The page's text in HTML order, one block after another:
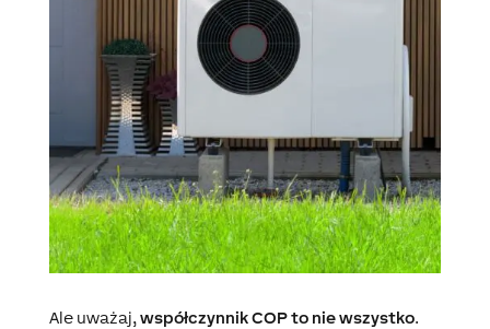
Ale uważaj, współczynnik COP to nie wszystko.